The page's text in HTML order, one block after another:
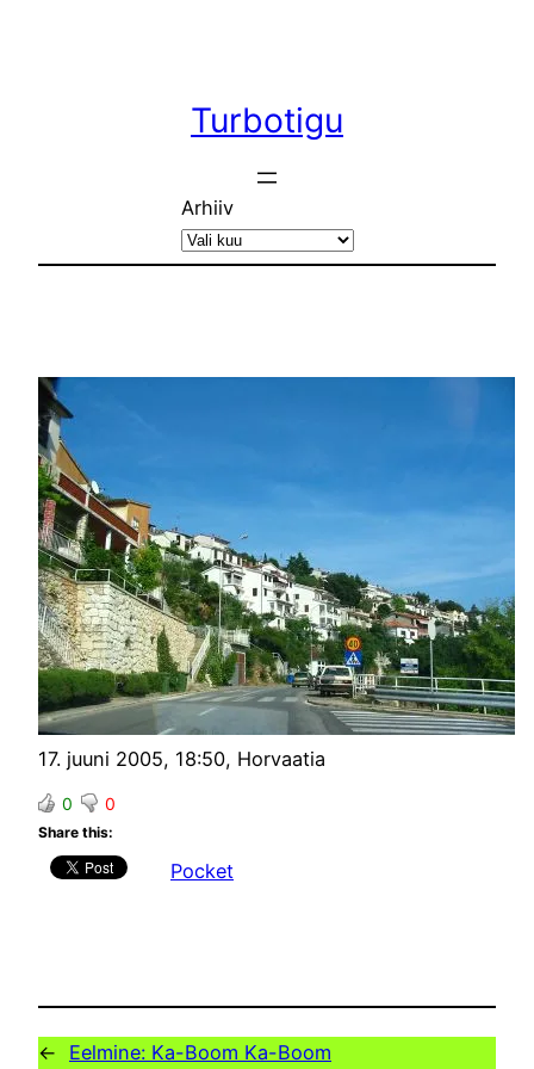
Turbotigu
Arhiiv
17. juuni 2005, 18:50, Horvaatia
0 0
Share this:
Pocket
← Eelmine: Ka-Boom Ka-Boom